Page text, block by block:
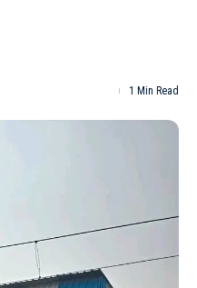
1 Min Read